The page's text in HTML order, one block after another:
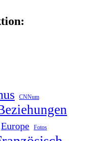
CNNum
Europe Fotos